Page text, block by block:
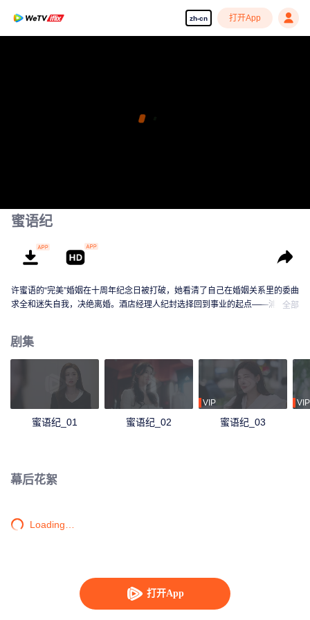
zh-cn 打开App
打开App
蜜语纪
许蜜语的“完美”婚姻在十周年纪念日被打破，她看清了自己在婚姻关系里的委曲
求全和迷失自我，决绝离婚。酒店经理人纪封选择回到事业的起点——浦荣饭
情的同时，也让浦荣饭店成为了城市新地标……
全部
剧集
蜜语纪_01 蜜语纪_02
VIP
蜜语纪_03
VIP
幕后花絮
Loading…